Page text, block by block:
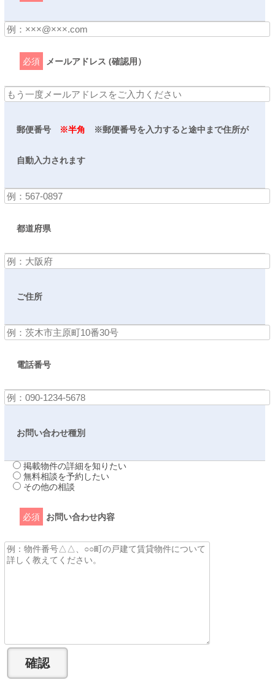
必須 メールアドレス (確認用）
郵便番号 ※半角 ※郵便番号を入力すると途中まで住所が
自動入力されます
都道府県
ご住所
電話番号
お問い合わせ種別
掲載物件の詳細を知りたい
無料相談を予約したい
その他の相談
必須 お問い合わせ内容